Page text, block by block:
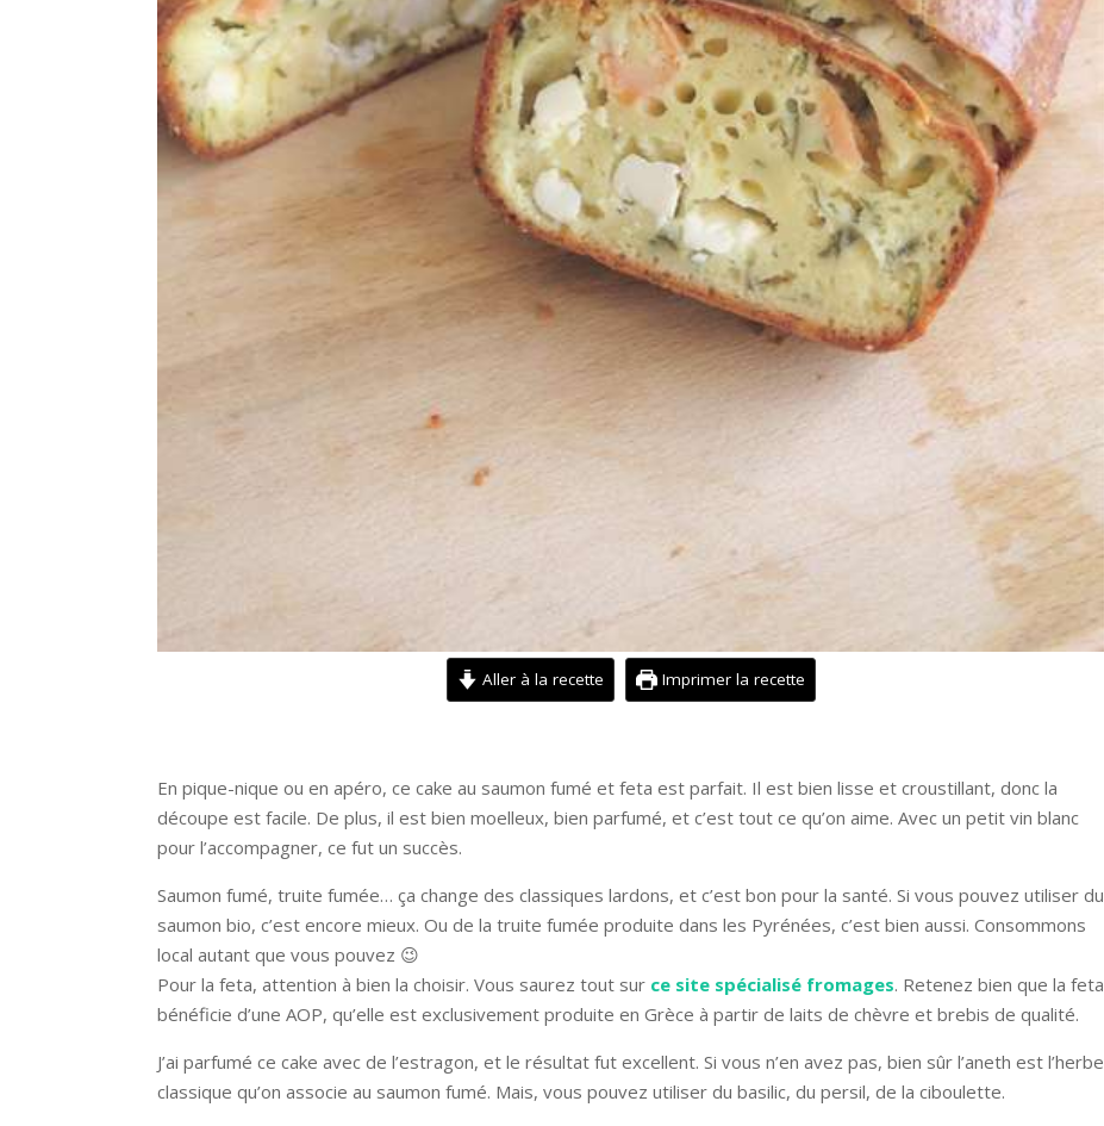
Aller à la recette Imprimer la recette
En pique-nique ou en apéro, ce cake au saumon fumé et feta est parfait. Il est bien lisse et croustillant, donc la
découpe est facile. De plus, il est bien moelleux, bien parfumé, et c’est tout ce qu’on aime. Avec un petit vin blanc
pour l’accompagner, ce fut un succès.
Saumon fumé, truite fumée… ça change des classiques lardons, et c’est bon pour la santé. Si vous pouvez utiliser du
saumon bio, c’est encore mieux. Ou de la truite fumée produite dans les Pyrénées, c’est bien aussi. Consommons
local autant que vous pouvez 😉
Pour la feta, attention à bien la choisir. Vous saurez tout sur ce site spécialisé fromages. Retenez bien que la feta
bénéficie d’une AOP, qu’elle est exclusivement produite en Grèce à partir de laits de chèvre et brebis de qualité.
J’ai parfumé ce cake avec de l’estragon, et le résultat fut excellent. Si vous n’en avez pas, bien sûr l’aneth est l’herbe
classique qu’on associe au saumon fumé. Mais, vous pouvez utiliser du basilic, du persil, de la ciboulette.